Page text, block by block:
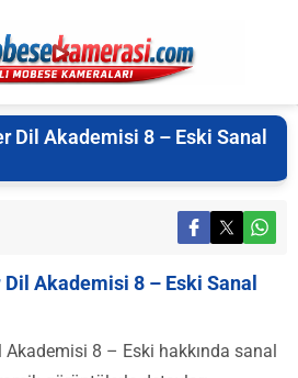
Dil Akademisi 8 – Eski Sanal
Akademisi 8 – Eski Sanal
Akademisi 8 – Eski hakkında sanal